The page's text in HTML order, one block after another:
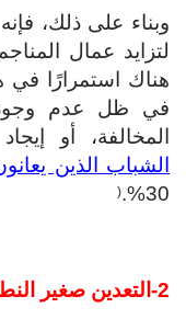
وبناء على ذلك،
لتزايد عمال
هناك استمرارًا في
في ظل عدم وجود
المخالفة، أو
الشباب الذين
30%.
(
2-التعدين صغير النطاق في غانا